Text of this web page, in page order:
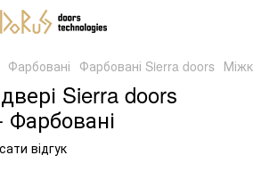
Фарбовані Фарбовані Sierra doors
Sierra doors
відгук